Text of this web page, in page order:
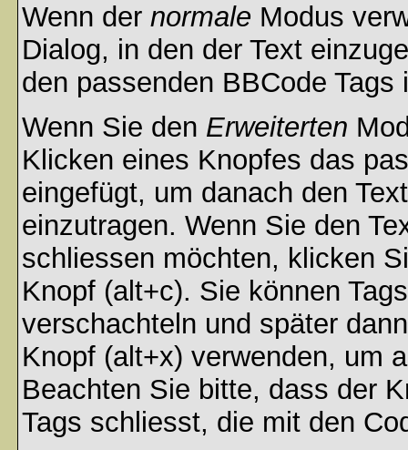
Wenn der normale Modus
Dialog, in den der Text
den passenden BBCode
Wenn Sie den Erweiterten
Klicken eines Knopfes das
eingefügt, um danach den
einzutragen. Wenn Sie den
schliessen möchten, klicken
Knopf (alt+c). Sie können
verschachteln und später
Knopf (alt+x) verwenden, um
Beachten Sie bitte, dass der
Tags schliesst, die mit den